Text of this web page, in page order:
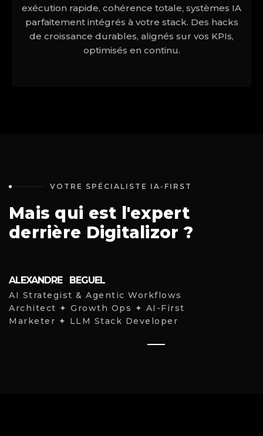
exécution rapide, cohérence totale, systèmes IA
parfaitement intégrés à votre stack. Des hacks
de croissance durables, alignés sur vos KPIs,
optimisés en continu.
VOTRE SPÉCIALISTE IA-FIRST
Mais qui est l'expert
derrière Digitalizor ?
ALEXANDRE BEGUEL
AI Strategist & Agentic Workflows
Architect ✦ Growth Ops ✦ AI-First
Marketer ✦ LLM Stack Developer